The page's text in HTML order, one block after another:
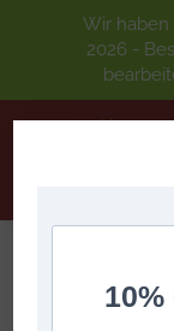
Wir haben
2026 -